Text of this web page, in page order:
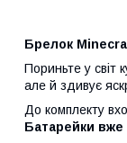
Брелок
Пориньте у світ
але й здивує
До комплекту
Батарейки вже